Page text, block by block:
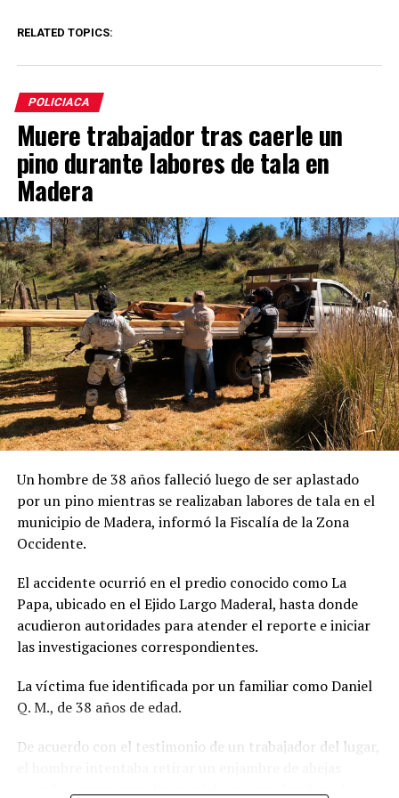
RELATED TOPICS:
POLICIACA
Muere trabajador tras caerle un
pino durante labores de tala en
Madera
Un hombre de 38 años falleció luego de ser aplastado
por un pino mientras se realizaban labores de tala en el
municipio de Madera, informó la Fiscalía de la Zona
Occidente.
El accidente ocurrió en el predio conocido como La
Papa, ubicado en el Ejido Largo Maderal, hasta donde
acudieron autoridades para atender el reporte e iniciar
las investigaciones correspondientes.
La víctima fue identificada por un familiar como Daniel
Q. M., de 38 años de edad.
De acuerdo con el testimonio de un trabajador del lugar,